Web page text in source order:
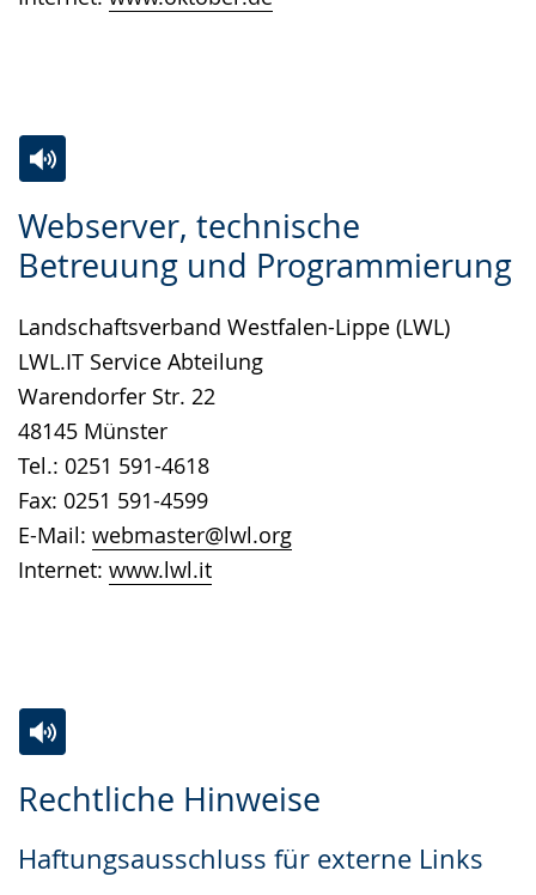
angezeigt.
Webserver, technische
Betreuung und Programmierung
Landschaftsverband Westfalen-Lippe (LWL)
LWL.IT Service Abteilung
Warendorfer Str. 22
48145 Münster
Tel.: 0251 591-4618
Fax: 0251 591-4599
E-Mail: webmaster@lwl.org
Internet: www.lwl.it
Leichten
Sprache
Audio-
Unterstützung.
Video
in
Gebärdensprache
wird
angezeigt.
Rechtliche Hinweise
Haftungsausschluss für externe Links
Leichten
wechseln.
Audio-
Video
Deutscher